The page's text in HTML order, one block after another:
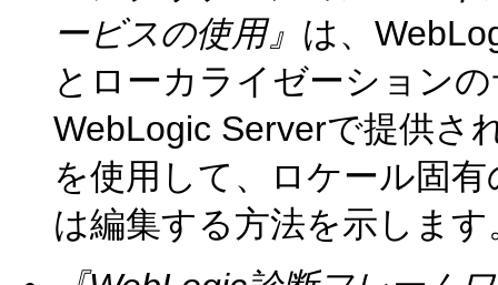
ービスの使用』 は、
とローカライゼーション
WebLogic Serverで提供さ
を使用して、ロケール固
は編集する方法を示します